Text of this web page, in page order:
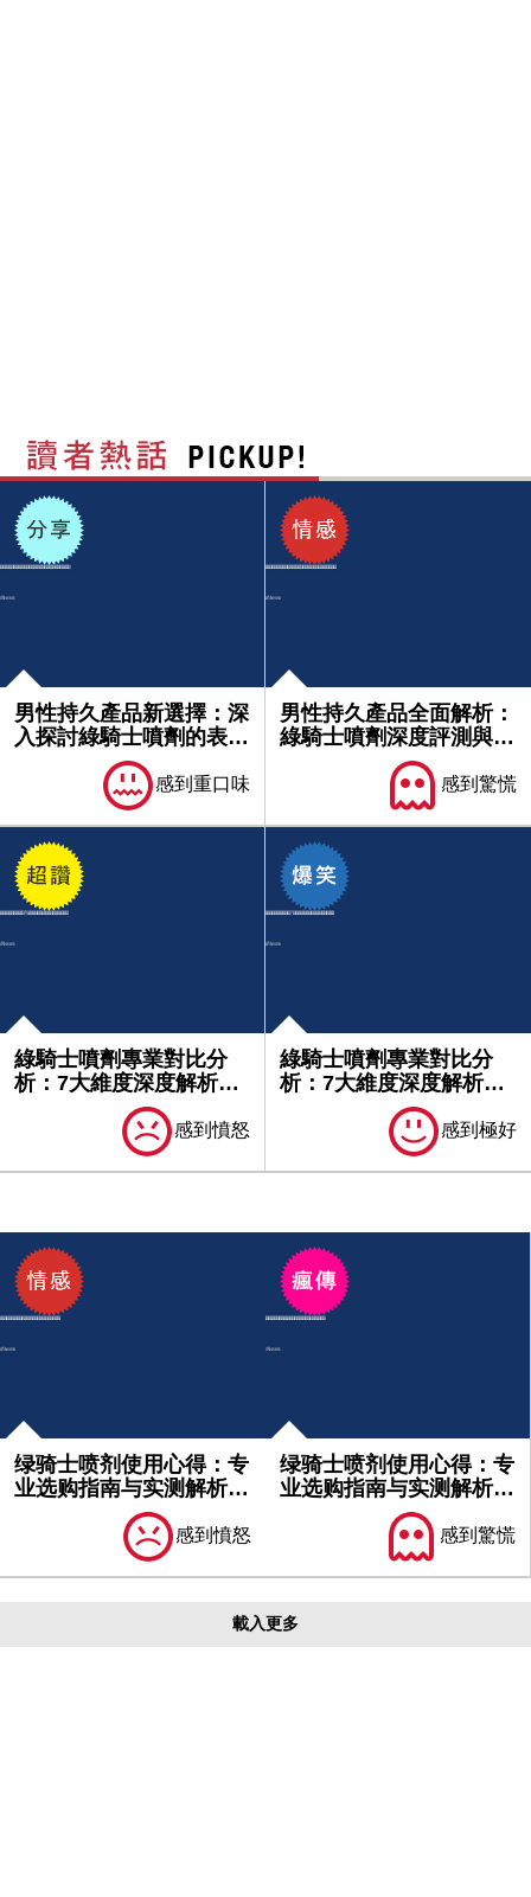
男性持久產品新選擇：深
入探討綠騎士噴劑的表現
感到重口味
男性持久產品全面解析：
綠騎士噴劑深度評測與使
感到驚慌
綠騎士噴劑專業對比分
析：7大維度深度解析產
感到憤怒
綠騎士噴劑專業對比分
析：7大維度深度解析產
感到極好
绿骑士喷剂使用心得：专
业选购指南与实测解析｜
感到憤怒
绿骑士喷剂使用心得：专
业选购指南与实测解析｜
感到驚慌
載入更多